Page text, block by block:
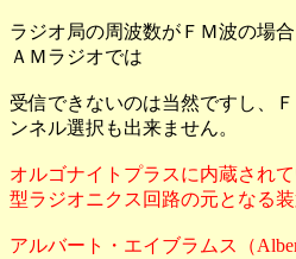
ラジオ局の周波数がＦＭ波の場
ＡＭラジオでは
受信できないのは当然ですし、
ンネル選択も出来ません。
オルゴナイトプラスに内蔵され
型ラジオニクス回路の元となる装
アルバート・エイブラムス（